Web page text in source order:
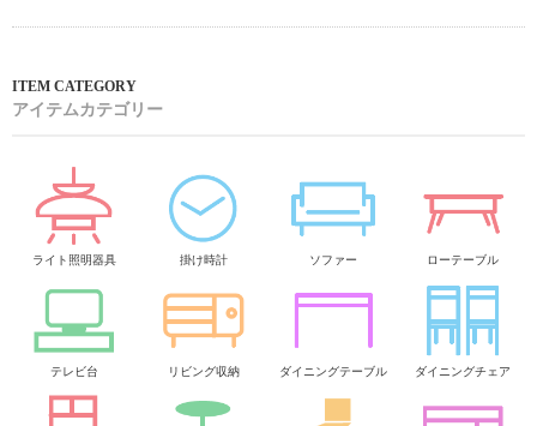
アイテムカテゴリー
ライト照明器具 掛け時計 ソファー ローテーブル
テレビ台 リビング収納 ダイニングテーブル ダイニングチェア